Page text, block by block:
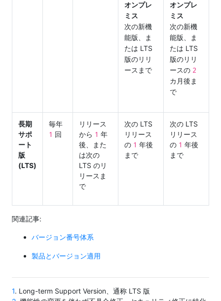
オンプレ
ミス
次の新機
能版、ま
たは LTS
版のリリ
ースまで
オンプレ
ミス
次の新機
能版、ま
たは LTS
版のリリ
ースの 2
カ月後ま
で
長期
サポ
ート
版
(LTS)
毎年
1 回
リリース
から 1 年
後、また
は次の
LTS のリ
リースま
で
次の LTS
リリース
の 1 年後
まで
次の LTS
リリース
の 1 年後
まで
関連記事:
バージョン番号体系
製品とバージョン適用
1. Long-term Support Version、通称 LTS 版